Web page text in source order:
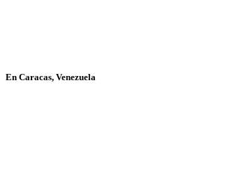
En Caracas, Venezuela